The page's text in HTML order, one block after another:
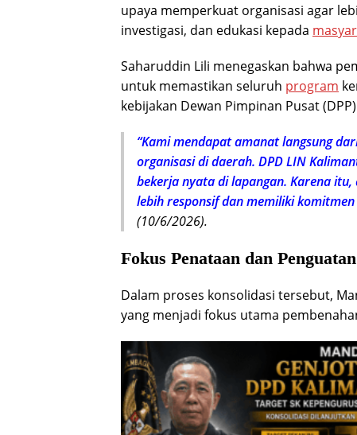
upaya memperkuat organisasi agar
investigasi, dan edukasi kepada
Saharuddin Lili menegaskan bahwa
untuk memastikan seluruh program
kebijakan Dewan Pimpinan Pusat
“Kami mendapat amanat langsung
organisasi di daerah. DPD LIN
bekerja nyata di lapangan. Karena
lebih responsif dan memiliki
(10/6/2026).
Fokus Penataan dan
Dalam proses konsolidasi tersebut,
yang menjadi fokus utama